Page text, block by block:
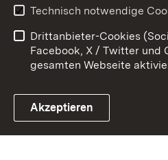
Link zum Landesportal
Barrierefreiheit
Impressum
Technisch notwendige
Drittanbieter-Cookies
Facebook, X / Twitter und
gesamten Webseite
Akzeptieren